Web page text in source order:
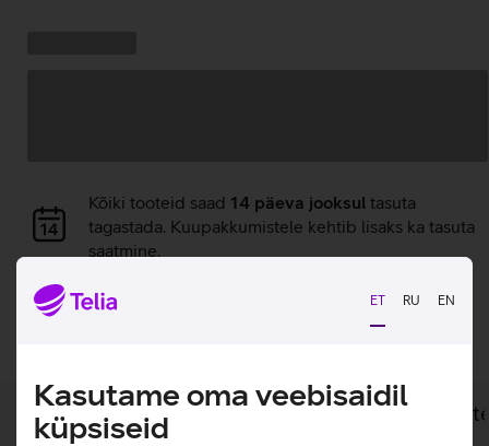
ET RU EN
Kasutame oma veebisaidil
küpsiseid
Andmete
laadimine
Kõiki tooteid saad 14 päeva jooksul tasuta
tagastada. Kuupakkumistele kehtib lisaks ka tasuta
saatmine.
Lisan ostukorvi
Lisainfo Tehnilised andmed